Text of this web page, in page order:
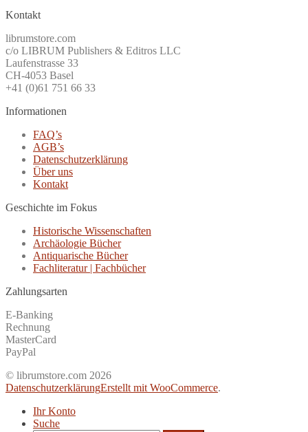
Kontakt
librumstore.com
c/o LIBRUM Publishers & Editros LLC
Laufenstrasse 33
CH-4053 Basel
+41 (0)61 751 66 33
Informationen
FAQ’s
AGB’s
Datenschutzerklärung
Über uns
Kontakt
Geschichte im Fokus
Historische Wissenschaften
Archäologie Bücher
Antiquarische Bücher
Fachliteratur | Fachbücher
Zahlungsarten
E-Banking
Rechnung
MasterCard
PayPal
© librumstore.com 2026
DatenschutzerklärungErstellt mit WooCommerce.
Ihr Konto
Suche